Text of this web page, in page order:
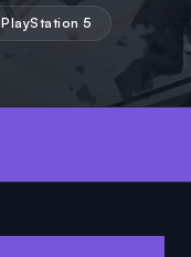
PlayStation 5